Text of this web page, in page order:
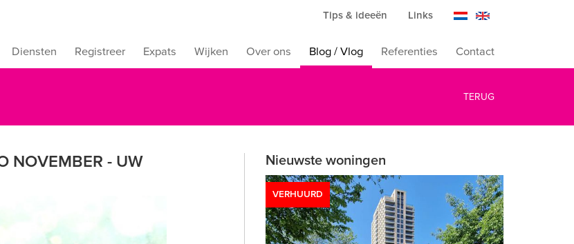
Tips & ideeën Links
Diensten Registreer Expats Wijken Over ons Blog / Vlog Referenties Contact
TERUG
NOVEMBER - UW
Nieuwste woningen
VERHUURD